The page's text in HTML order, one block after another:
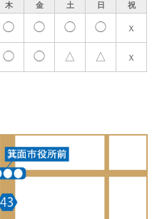
木 金 土 日 祝
◯ ◯ ◯ ◯ ｘ
◯ ◯ △ △ ｘ